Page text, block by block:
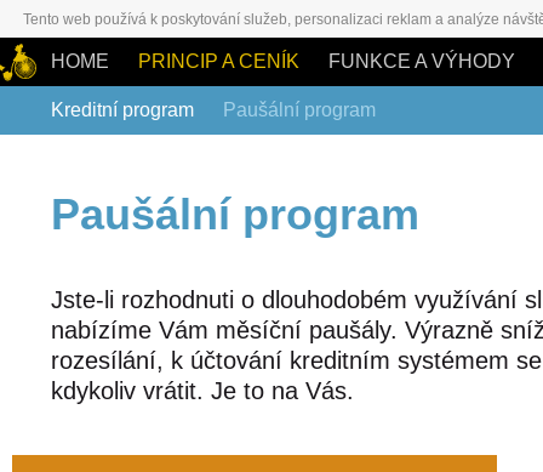
Tento web používá k poskytování služeb, personalizaci reklam a analýze
HOME PRINCIP A CENÍK FUNKCE A VÝHODY
Kreditní program Paušální program
Paušální program
Jste-li rozhodnuti o dlouhodobém využívání
nabízíme Vám měsíční paušály. Výrazně
rozesílání, k účtování kreditním systémem
kdykoliv vrátit. Je to na Vás.